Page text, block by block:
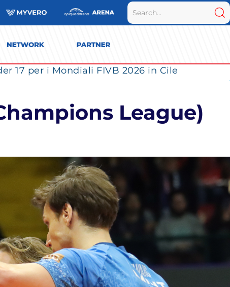
17 per i Mondiali FIVB 2026 in Cile
League)